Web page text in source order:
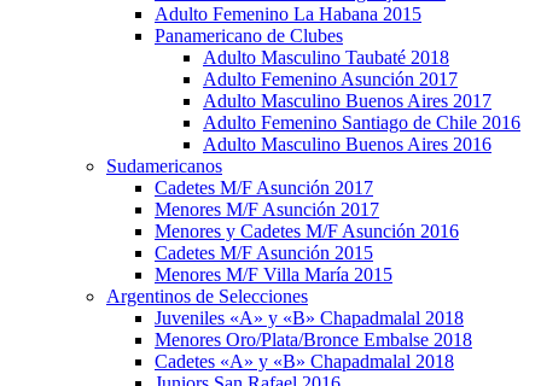
Adulto Femenino La Habana 2015
Panamericano de Clubes
Adulto Masculino Taubaté 2018
Adulto Femenino Asunción 2017
Adulto Masculino Buenos Aires 2017
Adulto Femenino Santiago de Chile 2016
Adulto Masculino Buenos Aires 2016
Sudamericanos
Cadetes M/F Asunción 2017
Menores M/F Asunción 2017
Menores y Cadetes M/F Asunción 2016
Cadetes M/F Asunción 2015
Menores M/F Villa María 2015
Argentinos de Selecciones
Juveniles «A» y «B» Chapadmalal 2018
Menores Oro/Plata/Bronce Embalse 2018
Cadetes «A» y «B» Chapadmalal 2018